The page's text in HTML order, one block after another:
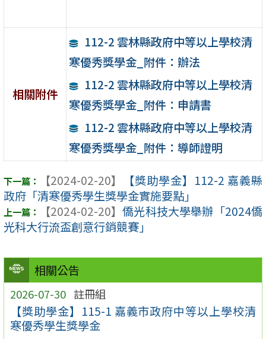
相關公告
2026-07-30 註冊組
【獎助學金】115-1 嘉義市政府中等以上學校清
寒優秀學生獎學金
相關附件
112-2 雲林縣政府中等以上學校清
寒優秀獎學金_附件：辦法
112-2 雲林縣政府中等以上學校清
寒優秀獎學金_附件：申請書
112-2 雲林縣政府中等以上學校清
寒優秀獎學金_附件：導師證明
【2024-02-20】
【獎助學金】112-2 嘉義縣
政府「清寒優秀學生獎學金實施要點」
【2024-02-20】 僑光科技大學舉辦「2024僑
光科大行流盃創意行銷競賽」